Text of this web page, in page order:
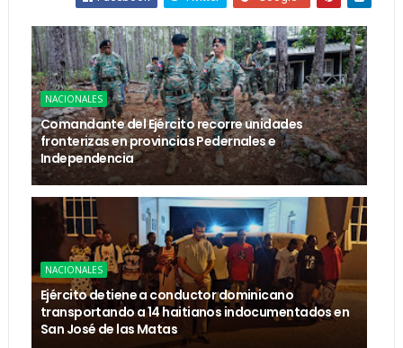
NACIONALES
Comandante del Ejército recorre unidades
fronterizas en provincias Pedernales e
Independencia
NACIONALES
Ejército detiene a conductor dominicano
transportando a 14 haitianos indocumentados en
San José de las Matas